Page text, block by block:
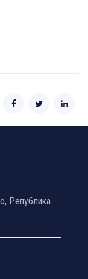
Република